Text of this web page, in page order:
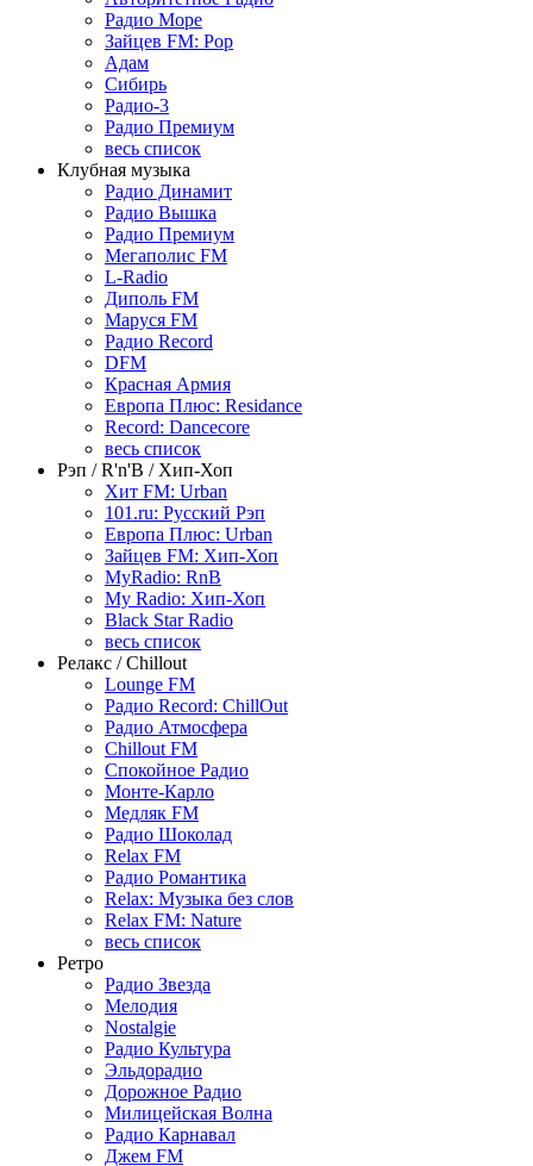
Радио Море
Зайцев FM: Pop
Адам
Сибирь
Радио-3
Радио Премиум
весь список
Клубная музыка
Радио Динамит
Радио Вышка
Радио Премиум
Мегаполис FM
L-Radio
Диполь FM
Маруся FM
Радио Record
DFM
Красная Армия
Европа Плюс: Residance
Record: Dancecore
весь список
Рэп / R'n'B / Хип-Хоп
Хит FM: Urban
101.ru: Русский Рэп
Европа Плюс: Urban
Зайцев FM: Хип-Хоп
MyRadio: RnB
My Radio: Хип-Хоп
Black Star Radio
весь список
Релакс / Chillout
Lounge FM
Радио Record: ChillOut
Радио Атмосфера
Chillout FM
Спокойное Радио
Монте-Карло
Медляк FM
Радио Шоколад
Relax FM
Радио Романтика
Relax: Музыка без слов
Relax FM: Nature
весь список
Ретро
Радио Звезда
Мелодия
Nostalgie
Радио Культура
Эльдорадио
Дорожное Радио
Милицейская Волна
Радио Карнавал
Джем FM